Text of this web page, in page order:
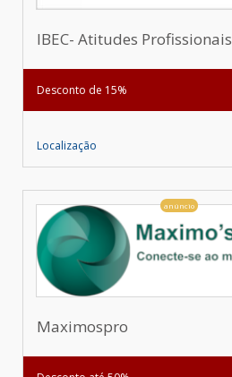
IBEC- Atitudes Profissionais
Desconto de 15%
Localização
anúncio
Maximospro